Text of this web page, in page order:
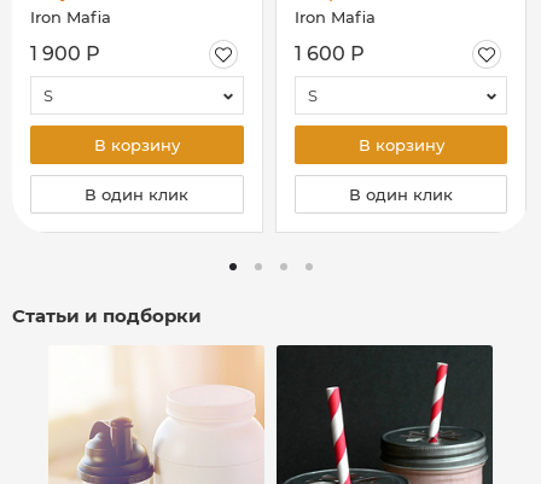
Iron Mafia
1 900 Р
S
В корзину
В один клик
синий электрик
Iron Mafia
1 600 Р
S
В корзину
В один клик
Статьи и подборки